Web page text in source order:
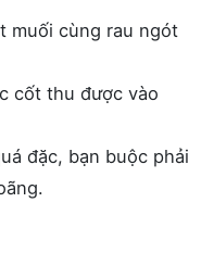
muối cùng rau ngót
cốt thu được vào
đặc, bạn buộc phải